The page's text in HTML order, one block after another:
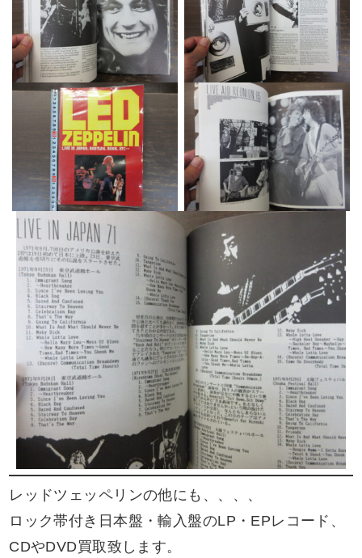
レッドツェッペリンの他にも、、、、
ロック帯付き日本盤・輸入盤のLP・EPレコード、
CDやDVD買取致します。